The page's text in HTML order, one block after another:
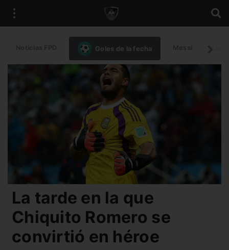
Goles de la fecha
La tarde en la que
Chiquito Romero se
convirtió en héroe